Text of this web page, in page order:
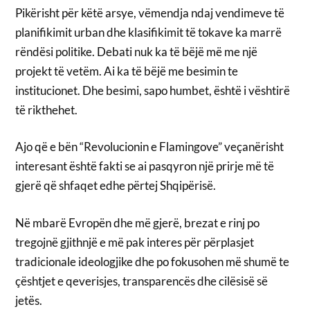
Pikërisht për këtë arsye, vëmendja ndaj vendimeve të
planifikimit urban dhe klasifikimit të tokave ka marrë
rëndësi politike. Debati nuk ka të bëjë më me një
projekt të vetëm. Ai ka të bëjë me besimin te
institucionet. Dhe besimi, sapo humbet, është i vështirë
të rikthehet.
Ajo që e bën “Revolucionin e Flamingove” veçanërisht
interesant është fakti se ai pasqyron një prirje më të
gjerë që shfaqet edhe përtej Shqipërisë.
Në mbarë Evropën dhe më gjerë, brezat e rinj po
tregojnë gjithnjë e më pak interes për përplasjet
tradicionale ideologjike dhe po fokusohen më shumë te
çështjet e qeverisjes, transparencës dhe cilësisë së
jetës.